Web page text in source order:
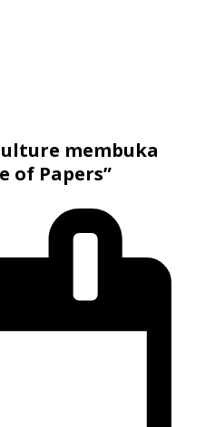
membuka
of Papers”